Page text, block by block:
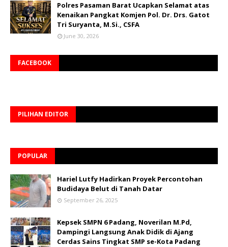
Polres Pasaman Barat Ucapkan Selamat atas
Kenaikan Pangkat Komjen Pol. Dr. Drs. Gatot
Tri Suryanta, M.Si., CSFA
June 30, 2026
FACEBOOK
PILIHAN EDITOR
POPULAR
Hariel Lutfy Hadirkan Proyek Percontohan
Budidaya Belut di Tanah Datar
September 26, 2025
Kepsek SMPN 6 Padang, Noverilan M.Pd,
Dampingi Langsung Anak Didik di Ajang
Cerdas Sains Tingkat SMP se-Kota Padang